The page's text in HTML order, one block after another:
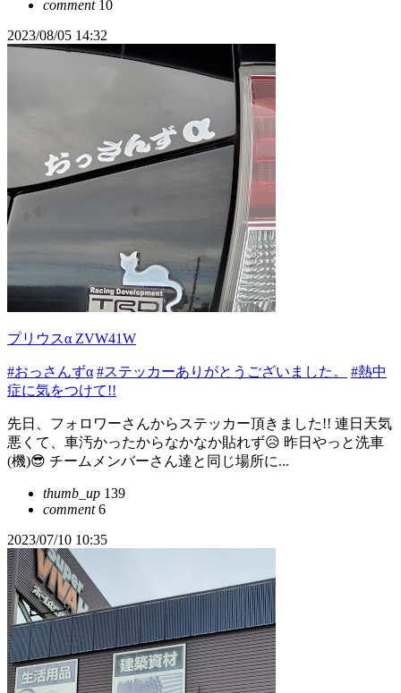
comment10
2023/08/05 14:32
プリウスα ZVW41W
#おっさんずα #ステッカーありがとうございました。
#熱中
症に気をつけて!!
先日、フォロワーさんからステッカー頂きました!! 連日天気
悪くて、車汚かったからなかなか貼れず😥 昨日やっと洗車
(機)😎 チームメンバーさん達と同じ場所に...
thumb_up 139
comment6
2023/07/10 10:35